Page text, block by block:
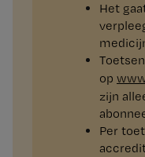
Het
op
zijn
Per